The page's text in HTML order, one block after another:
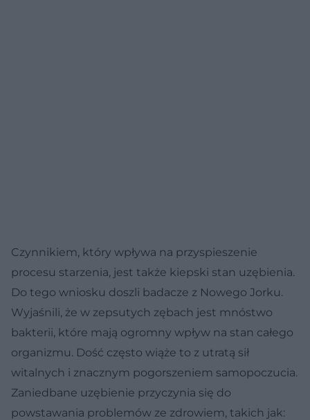
Czynnikiem, który wpływa na przyspieszenie
procesu starzenia, jest także kiepski stan uzębienia.
Do tego wniosku doszli badacze z Nowego Jorku.
Wyjaśnili, że w zepsutych zębach jest mnóstwo
bakterii, które mają ogromny wpływ na stan całego
organizmu. Dość często wiąże to z utratą sił
witalnych i znacznym pogorszeniem samopoczucia.
Zaniedbane uzębienie przyczynia się do
powstawania problemów ze zdrowiem, takich jak: